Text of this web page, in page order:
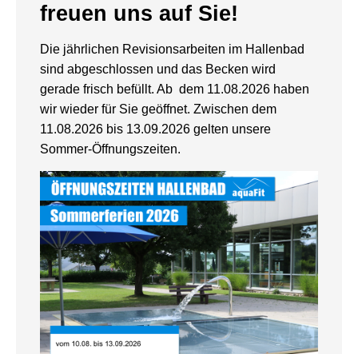
freuen uns auf Sie!
Die jährlichen Revisionsarbeiten im Hallenbad
sind abgeschlossen und das Becken wird
gerade frisch befüllt. Ab dem 11.08.2026 haben
wir wieder für Sie geöffnet. Zwischen dem
11.08.2026 bis 13.09.2026 gelten unsere
Sommer-Öffnungszeiten.